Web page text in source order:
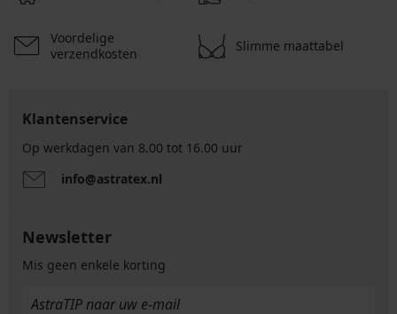
Voordelige
verzendkosten
Slimme maattabel
Klantenservice
Op werkdagen van 8.00 tot 16.00 uur
info@astratex.nl
Newsletter
Mis geen enkele korting